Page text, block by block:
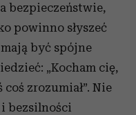
bezpieczeństwie,
powinno słyszeć
mają być spójne
„Kocham cię,
zrozumiał”. Nie
bezsilności